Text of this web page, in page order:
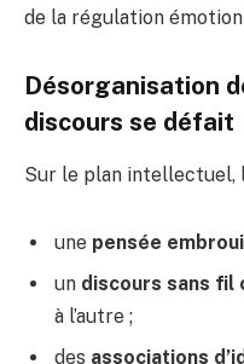
de la régulation
Désorganisation
discours se défait
Sur le plan intellectuel,
une pensée
un discours sans fil
à l’autre ;
des associations